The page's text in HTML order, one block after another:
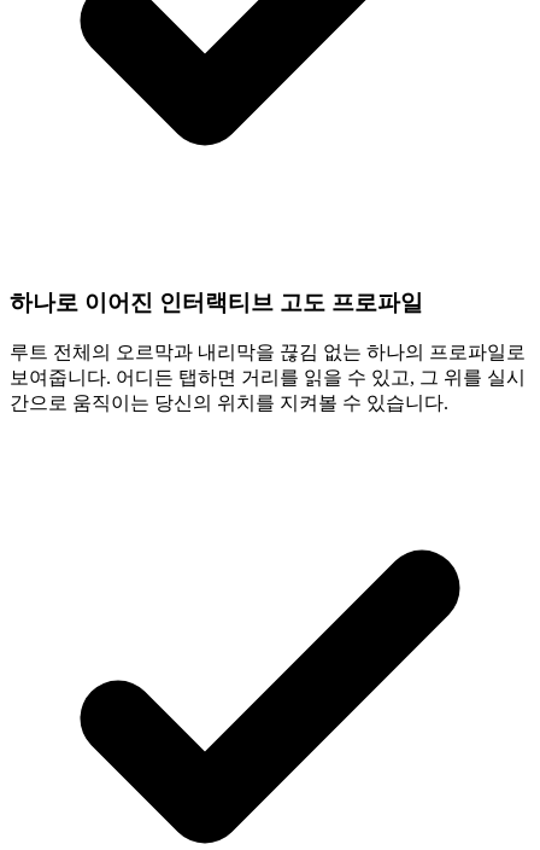
하나로 이어진 인터랙티브 고도 프로파일
루트 전체의 오르막과 내리막을 끊김 없는 하나의 프로파일로
보여줍니다. 어디든 탭하면 거리를 읽을 수 있고, 그 위를 실시
간으로 움직이는 당신의 위치를 지켜볼 수 있습니다.